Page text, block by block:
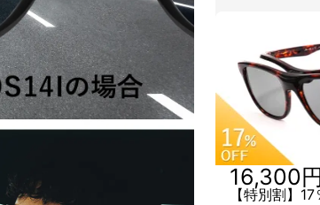
【特別割】
16,300円